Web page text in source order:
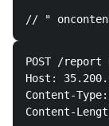
POST /report
Host:
Content-
Content-